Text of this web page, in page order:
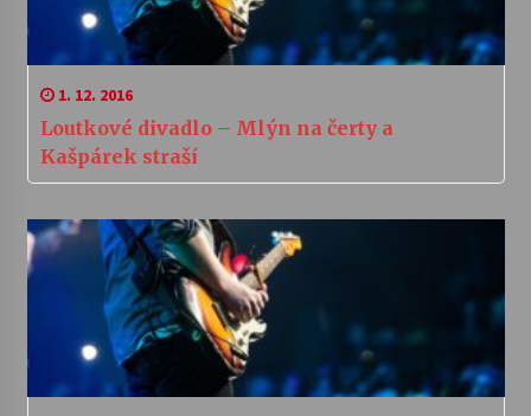
1. 12. 2016
Loutkové divadlo – Mlýn na čerty a
Kašpárek straší